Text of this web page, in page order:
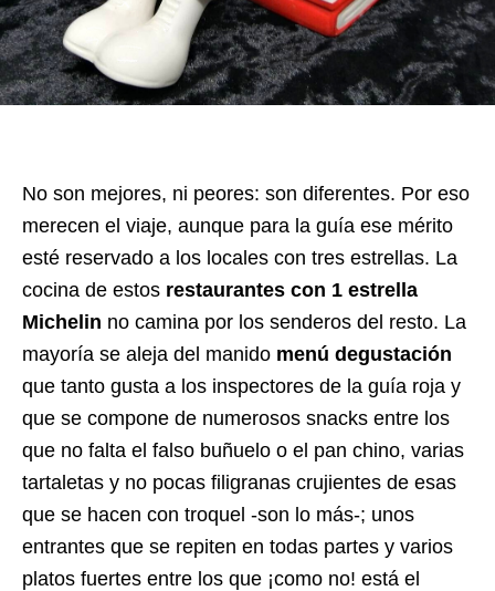
No son mejores, ni peores: son diferentes. Por eso
merecen el viaje, aunque para la guía ese mérito
esté reservado a los locales con tres estrellas. La
cocina de estos restaurantes con 1 estrella
Michelin no camina por los senderos del resto. La
mayoría se aleja del manido menú degustación
que tanto gusta a los inspectores de la guía roja y
que se compone de numerosos snacks entre los
que no falta el falso buñuelo o el pan chino, varias
tartaletas y no pocas filigranas crujientes de esas
que se hacen con troquel -son lo más-; unos
entrantes que se repiten en todas partes y varios
platos fuertes entre los que ¡como no! está el